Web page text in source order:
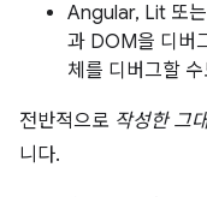
Angular, Lit 또
과 DOM을 디버
체를 디버그할
전반적으로 작성한 그
니다.